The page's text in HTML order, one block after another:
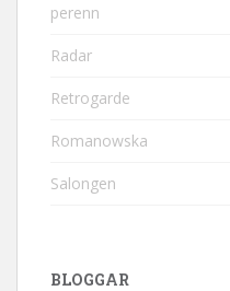
perenn
Radar
Retrogarde
Romanowska
Salongen
BLOGGAR